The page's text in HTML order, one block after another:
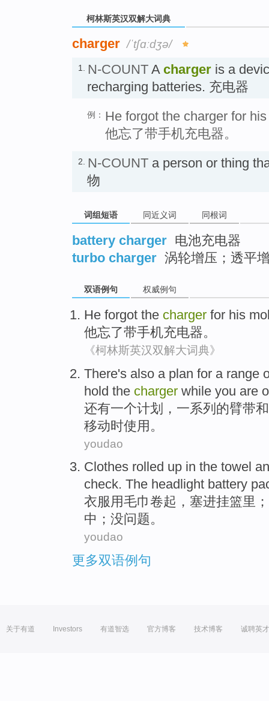
柯林斯英汉双解大词典
charger /ˈtʃɑːdʒə/
1. N-COUNT A charger is a
recharging batteries. 充电器
例： He forgot the charger for
他忘了带手机充电器。
2. N-COUNT a person or thing
物
词组短语 同近义词 同根词
battery charger 电池充电器
turbo charger 涡轮增压；透平
双语例句 权威例句
He forgot the charger for his
他忘了带手机充电器。
《柯林斯英汉双解大词典》
There's also a plan for a range
hold the charger while you are
还有一个计划 ， 一系列 的臂带和
移动时使用。
youdao
Clothes rolled up in the towel
check. The headlight battery
衣服用毛巾 卷起 ，塞进挂篮里
中；没问题。
youdao
更多双语例句
关于有道 Investors 有道智选 官方博客 技术博客 诚聘英才